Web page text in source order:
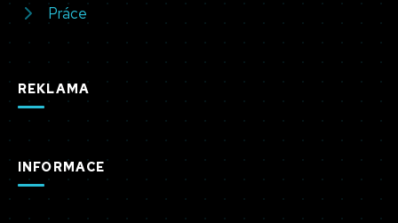
Práce
REKLAMA
INFORMACE